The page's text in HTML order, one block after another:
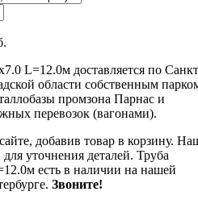
L=12.0м доставляется по
области собственным
промзона Парнас и
перевозок (вагонами).
добавив товар в корзину.
уточнения деталей. Труба
есть в наличии на нашей
Звоните!